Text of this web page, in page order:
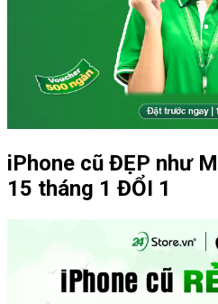
iPhone cũ ĐẸP như
15 tháng 1 ĐỔI 1